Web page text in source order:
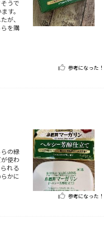
うで
す。
が、
を購
参考になった！
の緑
使わ
れる
かに
参考になった！